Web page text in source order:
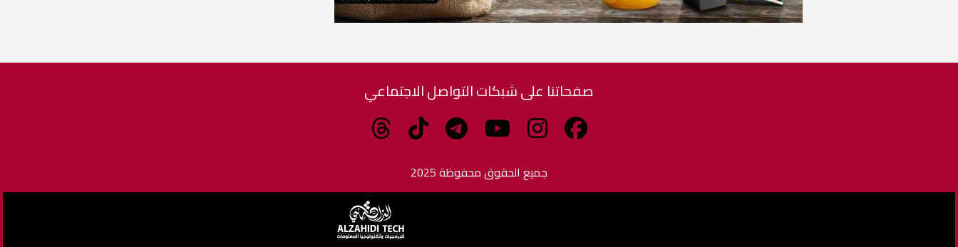
صفحاتنا على شبكات التواصل الاجتماعي
جميع الحقوق محفوظة 2025